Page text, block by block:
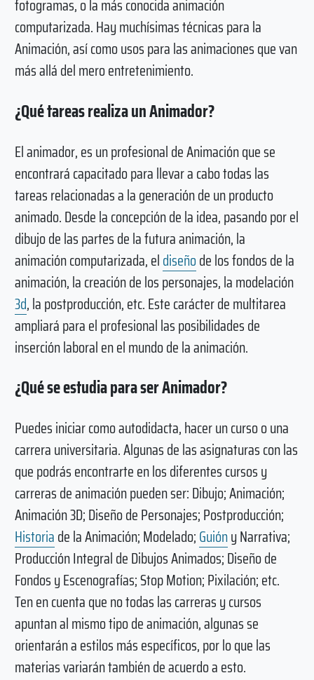
fotogramas, o la más conocida animación
computarizada. Hay muchísimas técnicas para la
Animación, así como usos para las animaciones que van
más allá del mero entretenimiento.
¿Qué tareas realiza un Animador?
El animador, es un profesional de Animación que se
encontrará capacitado para llevar a cabo todas las
tareas relacionadas a la generación de un producto
animado. Desde la concepción de la idea, pasando por el
dibujo de las partes de la futura animación, la
animación computarizada, eldiseñode los fondos de la
animación, la creación de los personajes, la modelación
3d, la postproducción, etc. Este carácter de multitarea
ampliará para el profesional las posibilidades de
inserción laboral en el mundo de la animación.
¿Qué se estudia para ser Animador?
Puedes iniciar como autodidacta, hacer un curso o una
carrera universitaria. Algunas de las asignaturas con las
que podrás encontrarte en los diferentes cursos y
carreras de animación pueden ser: Dibujo; Animación;
Animación 3D; Diseño de Personajes; Postproducción;
Historiade la Animación; Modelado;Guióny Narrativa;
Producción Integral de Dibujos Animados; Diseño de
Fondos y Escenografías; Stop Motion; Pixilación; etc.
Ten en cuenta que no todas las carreras y cursos
apuntan al mismo tipo de animación, algunas se
orientarán a estilos más específicos, por lo que las
materias variarán también de acuerdo a esto.